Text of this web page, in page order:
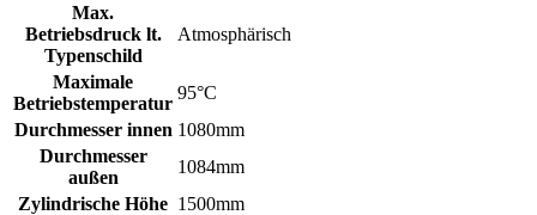
Max.
Betriebsdruck lt.
Typenschild
Atmosphärisch
Maximale
Betriebstemperatur
95°C
Durchmesser innen 1080mm
Durchmesser
außen
1084mm
Zylindrische Höhe 1500mm